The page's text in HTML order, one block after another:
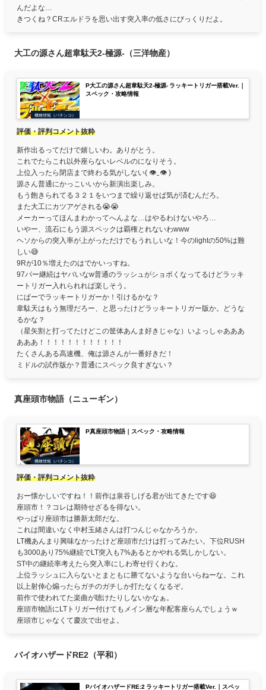
んだよな…
きつくね？CRエルドラを思い出す突入率の低さにびっくりだよ。
大工の源さん超韋駄天2-極源-（三洋物産）
機種情報（パチンコ）
P大工の源さん超韋駄天2-極源- ラッキートリガー搭載Ver.｜
スペック・攻略情報
評価・評判コメント抜粋
新作出るってだけで嬉しいわ。ありがとう。
これでたらこれ以外座らないレベルのになりそう。
上位入ったら閉店まで終わる気がしない( 👁‿👁 )
源さん普通にかっこいいから新演出楽しみ。
もう飽きられてる３２１をいつまで繰り返せば気が済むんだろ。
また大工にカツアゲされる😭😭
メーカーってほんまわかってへんよな…はやるわけないやろ…
いやー、流石にもう源スペックは覇権とれないわwww
ヘソからの突入率が上がっただけでもうれしいな！今のlightの50%は難
しい😅
9Rが10％増えたのはでかいっすね。
97パー継続はヤバいなw普通のラッシュがショボくなってるけどラッキ
ートリガー入れられれば楽しそう。
にぱーでラッキートリガーか！引けるかな？
韋駄天はもう無理だろー、と思ったけどラッキートリガー版か。どうな
るかな？
（星矢割と打ってたけどこの筐体あんま好きじゃな）いよっしゃあああ
あああ！！！！！！！！！！！！
たくさんある高速機、俺は源さんが一番好きだ！
ミドルの試作版か？普通にスペック良すぎない？
真座頭市物語（ニューギン）
機種情報（パチンコ）
P真座頭市物語｜スペック・攻略情報
評価・評判コメント抜粋
おー懐かしいですね！！前作は泉谷しげる君が出てきたです😆
座頭市！？コレは期待せざるを得ない。
やっぱり座頭市は勝新太郎だな。
これは間違いなく中村玉緒さんは打つんじゃなかろうか。
LT機あんまり興味なかったけど座頭市だけは打ってみたい。下位RUSH
も3000あり75%継続でLT突入も7%あるとかやれる気しかしない。
ST中の継続率考えたら突入率にしわ寄せ行くわな。
上位ラッシュに入らないとまともに勝てないような台いらねーな。これ
以上射倖心煽ったらガチのガチしか打たなくなるぞ。
前作で使われてた楽曲が聴けたりしないかなぁ。
座頭市物語にLTトリガー付けてもメイン層な年配客座らんでしょうｗ
座頭市じゃなくて慶次で出せよ。
バイオハザードRE2（平和）
PバイオハザードRE:2 ラッキートリガー搭載Ver.｜スペッ